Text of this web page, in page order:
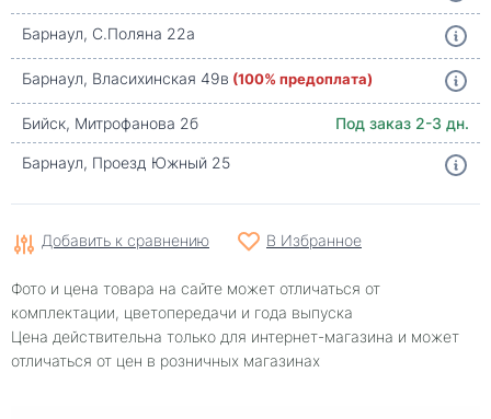
Барнаул, С.Поляна 22а
Барнаул, Власихинская 49в (100% предоплата)
Бийск, Митрофанова 2б
Под заказ 2-3 дн.
Барнаул, Проезд Южный 25
Добавить к сравнению В Избранное
Фото и цена товара на сайте может отличаться от
комплектации, цветопередачи и года выпуска
Цена действительна только для интернет-магазина и может
отличаться от цен в розничных магазинах